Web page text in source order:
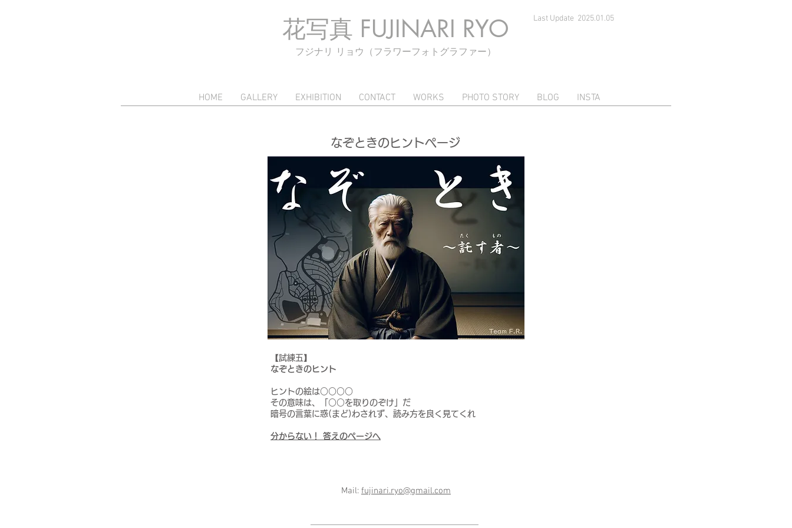
花写真 FUJINARI RYO
フジナリ リョウ （フラワーフォトグラファー）
Last Update 2025.01.05
HOME GALLERY EXHIBITION CONTACT WORKS PHOTO STORY BLOG INSTA
なぞときのヒントページ
【試練五】
なぞときのヒント
ヒントの絵は○○○○
その意味は、「○○を取りのぞけ」だ
暗号の言葉に惑(まど)わされず、読み方を良く見てくれ
分からない！ 答えのページへ
Mail: fujinari.ryo@gmail.com